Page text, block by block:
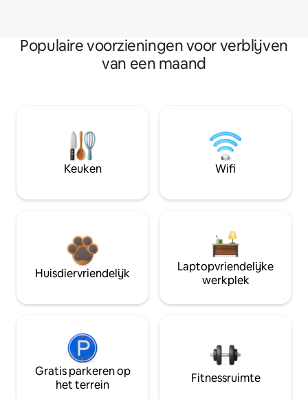
Populaire voorzieningen voor verblijven
van een maand
Keuken Wifi
Huisdiervriendelijk
Laptopvriendelijke
werkplek
Gratis parkeren op
het terrein
Fitnessruimte